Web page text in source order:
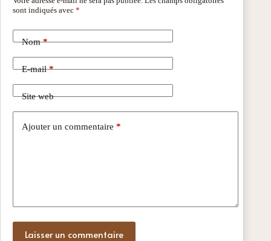
sont indiqués avec *
Nom*
E-mail*
Site web
Ajouter un commentaire *
Laisser un commentaire